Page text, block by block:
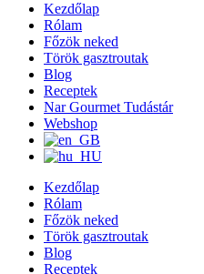
Kezdőlap
Rólam
Főzök neked
Török gasztroutak
Blog
Receptek
Nar Gourmet Tudástár
Webshop
Kezdőlap
Rólam
Főzök neked
Török gasztroutak
Blog
Receptek